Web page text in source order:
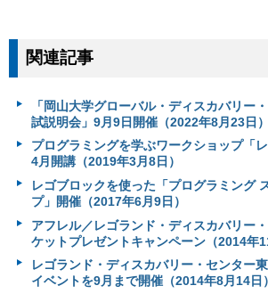
関連記事
「岡山大学グローバル・ディスカバリー
試説明会」9月9日開催（2022年8月23日）
プログラミングを学ぶワークショップ「
4月開講（2019年3月8日）
レゴブロックを使った「プログラミング
プ」開催（2017年6月9日）
アフレル／レゴランド・ディスカバリー
ケットプレゼントキャンペーン（2014年
レゴランド・ディスカバリー・センター
イベントを9月まで開催（2014年8月14日）